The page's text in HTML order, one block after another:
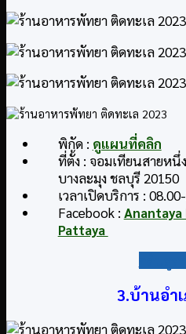
พิกัด : ดูแผนที่คลิก
ที่ตั้ง : จอมเทียนสายหนึ่
บางละมุง ชลบุรี 20150
เวลาเปิดบริการ :
Facebook :
Pattaya
3.บ้านอำ